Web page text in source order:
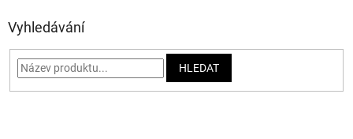
Vyhledávání
HLEDAT